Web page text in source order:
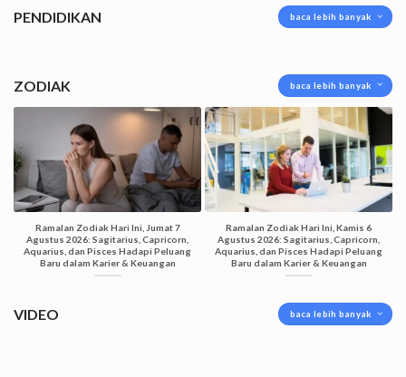
PENDIDIKAN baca lebih banyak
ZODIAK baca lebih banyak
Ramalan Zodiak Hari Ini, Jumat 7
Agustus 2026: Sagitarius, Capricorn,
Aquarius, dan Pisces Hadapi Peluang
Baru dalam Karier & Keuangan
Ramalan Zodiak Hari Ini, Kamis 6
Agustus 2026: Sagitarius, Capricorn,
Aquarius, dan Pisces Hadapi Peluang
Baru dalam Karier & Keuangan
VIDEO baca lebih banyak